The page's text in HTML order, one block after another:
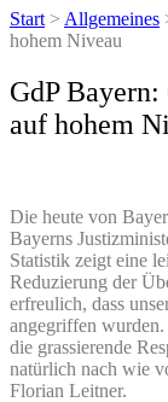
Start > Allgemeines
hohem Niveau
GdP
auf hohem
Die heute von
Bayerns
Statistik zeigt eine
Reduzierung der
erfreulich, dass
angegriffen
die grassierende
natürlich nach wie
Florian Leitner.